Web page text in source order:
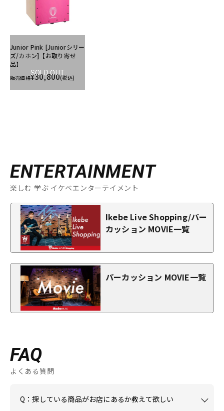
SOLD OUT
Junior Pink [Juniorシリー
ズ/カホン]【お取り寄せ
品】
販売価格¥30,800(税込)
ENTERTAINMENT
楽しむ 学ぶ イケベエンターテイメント
Ikebe Live Shopping/パー
カッション MOVIE一覧
パーカッション MOVIE一覧
FAQ
よくある質問
Q：探している商品がお店にあるか教えて欲しい